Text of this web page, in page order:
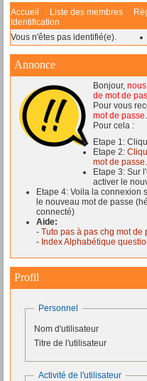
Accueil Liste des membres
Identification
Vous n'êtes pas identifié(e).
Annonce
Bonjour,
de mot de
Pour vous
mot de passe.
Pour cela :
Etape 1:
Etape 2:
mot de passe.
Etape 3: Sur
activer le
Etape 4: Voila la connexion
le nouveau mot de passe
connecté)
Aide:
- Tuto pas à pas chg mot de
- Index Alphabétique
Profil
Personnel
Nom d'utilisateur
Titre de l'utilisateur
Activité de l'utilisateur